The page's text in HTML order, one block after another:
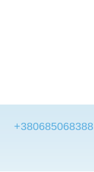
+380685068388